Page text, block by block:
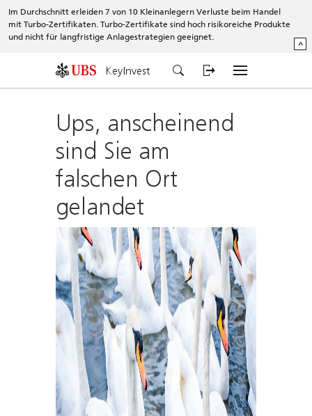
Im Durchschnitt erleiden 7 von 10 Kleinanlegern Verluste beim Handel
mit Turbo-Zertifikaten. Turbo-Zertifikate sind hoch risikoreiche Produkte
und nicht für langfristige Anlagestrategien geeignet.
^
KeyInvest
Ups, anscheinend
sind Sie am
falschen Ort
gelandet